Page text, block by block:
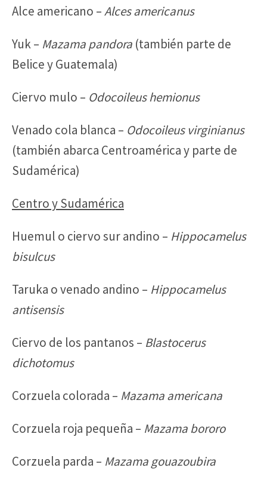
Alce americano –Alces americanus
Yuk – Mazama pandora (también parte de
Belice y Guatemala)
Ciervo mulo – Odocoileus hemionus
Venado cola blanca – Odocoileus virginianus
(también abarca Centroamérica y parte de
Sudamérica)
Centro y Sudamérica
Huemul o ciervo sur andino – Hippocamelus
bisulcus
Taruka o venado andino – Hippocamelus
antisensis
Ciervo de los pantanos – Blastocerus
dichotomus
Corzuela colorada – Mazama americana
Corzuela roja pequeña – Mazama bororo
Corzuela parda – Mazama gouazoubira